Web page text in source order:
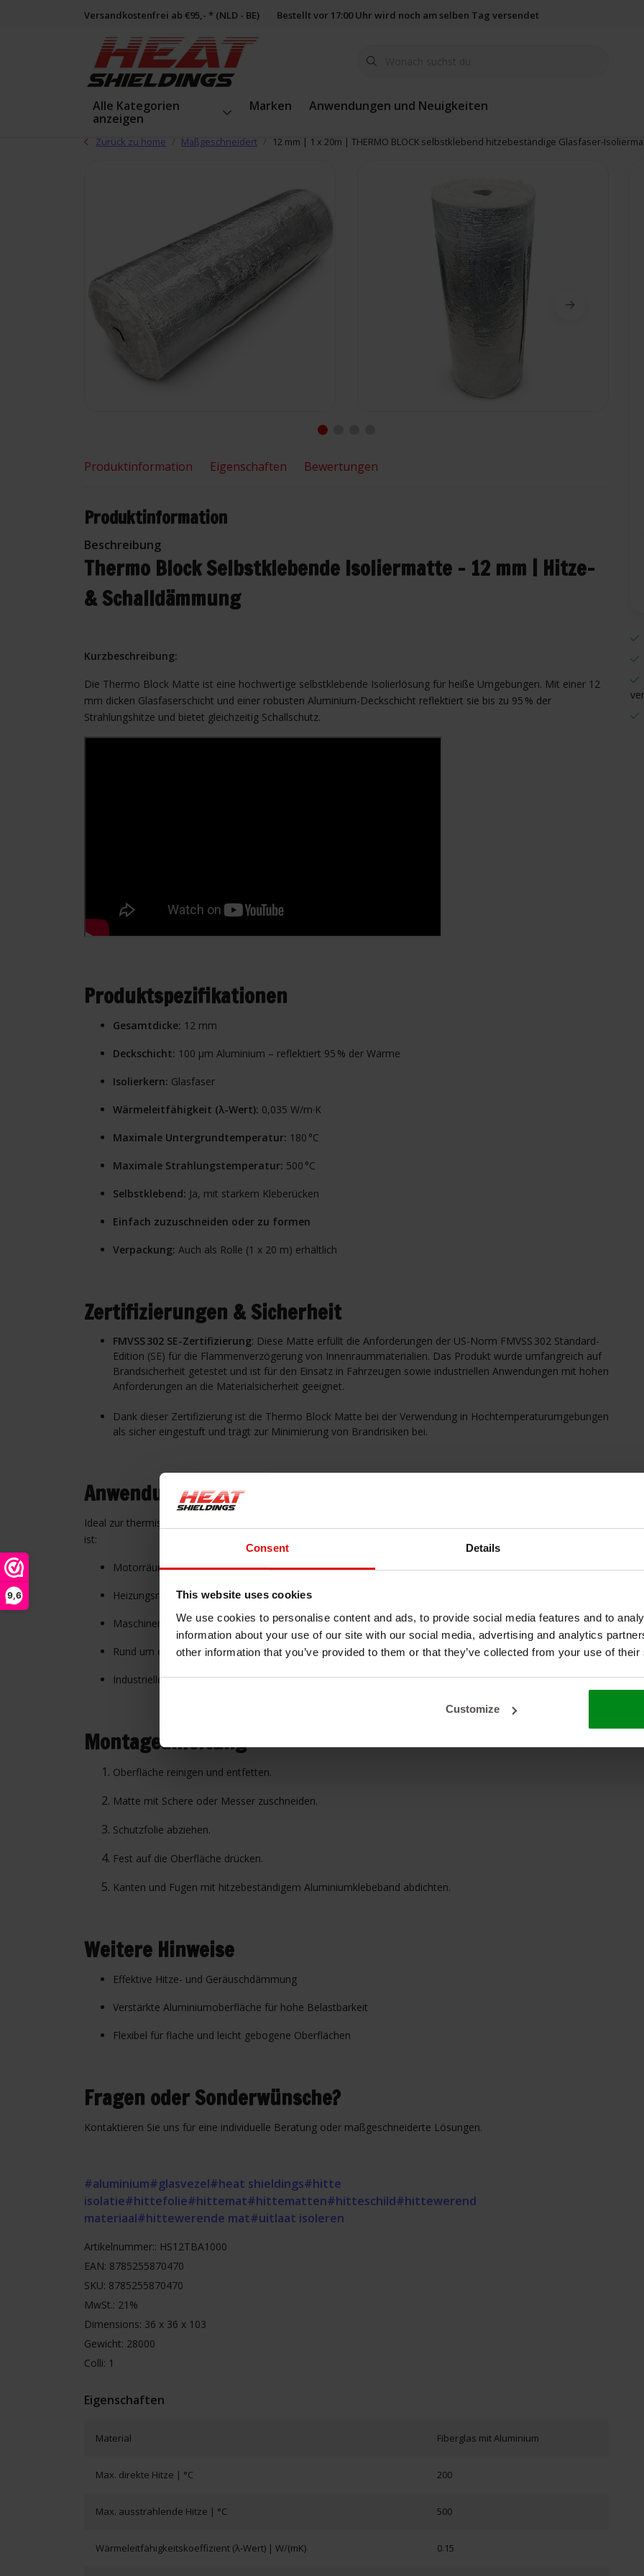
9,6
Consent Details
This website uses cookies
We use cookies to personalise content and ads, to provide social media features and to
information about your use of our site with our social media, advertising and analytics
other information that you’ve provided to them or that they’ve collected from your use of
Customize
Versandkostenfrei ab €95,- * (NLD - BE) Bestellt vor 17:00 Uhr wird noch am selben Tag versendet
Alle Kategorien
anzeigen
Marken Anwendungen und Neuigkeiten
Zurück zu home Maßgeschneidert 12 mm | 1 x 20m | THERMO BLOCK selbstklebend hitzebeständige Glasfaser-
Produktinformation Eigenschaften Bewertungen
Produktinformation
Beschreibung
Thermo Block Selbstklebende Isoliermatte – 12 mm | Hitze-
& Schalldämmung
Kurzbeschreibung:
Die Thermo Block Matte ist eine hochwertige selbstklebende Isolierlösung für heiße Umgebungen. Mit einer 12
mm dicken Glasfaserschicht und einer robusten Aluminium-Deckschicht reflektiert sie bis zu 95 % der
Strahlungshitze und bietet gleichzeitig Schallschutz.
Produktspezifikationen
Gesamtdicke: 12 mm
Deckschicht: 100 μm Aluminium – reflektiert 95 % der Wärme
Isolierkern: Glasfaser
Wärmeleitfähigkeit (λ-Wert): 0,035 W/m·K
Maximale Untergrundtemperatur: 180 °C
Maximale Strahlungstemperatur: 500 °C
Selbstklebend: Ja, mit starkem Kleberücken
Einfach zuzuschneiden oder zu formen
Verpackung: Auch als Rolle (1 x 20 m) erhältlich
Zertifizierungen & Sicherheit
FMVSS 302 SE-Zertifizierung: Diese Matte erfüllt die Anforderungen der US-Norm FMVSS 302 Standard-
Edition (SE) für die Flammenverzögerung von Innenraummaterialien. Das Produkt wurde umfangreich auf
Brandsicherheit getestet und ist für den Einsatz in Fahrzeugen sowie industriellen Anwendungen mit hohen
Anforderungen an die Material­sicherheit geeignet.
Dank dieser Zertifizierung ist die Thermo Block Matte bei der Verwendung in Hochtemperatur­umgebungen
als sicher eingestuft und trägt zur Minimierung von Brandrisiken bei.
Anwendungsbereiche
Ideal zur thermischen und akustischen Isolierung in Bereichen, in denen herkömmlicher Schaumstoff ungeeignet
ist:
Motorräume
Heizungsräume
Maschinengehäuse
Rund um eingebaute Kochgeräte
Industrielle Anlagen
Montageanleitung
Oberfläche reinigen und entfetten.
Matte mit Schere oder Messer zuschneiden.
Schutzfolie abziehen.
Fest auf die Oberfläche drücken.
Kanten und Fugen mit hitzebeständigem Aluminiumklebeband abdichten.
Weitere Hinweise
Effektive Hitze- und Geräuschdämmung
Verstärkte Aluminiumoberfläche für hohe Belastbarkeit
Flexibel für flache und leicht gebogene Oberflächen
Fragen oder Sonderwünsche?
Kontaktieren Sie uns für eine individuelle Beratung oder maßgeschneiderte Lösungen.
#aluminium#glasvezel#heat shieldings#hitte
isolatie#hittefolie#hittemat#hittematten#hitteschild#hittewerend
materiaal#hittewerende mat#uitlaat isoleren
Artikelnummer:: HS12TBA1000
EAN: 8785255870470
SKU: 8785255870470
MwSt.: 21%
Dimensions: 36 x 36 x 103
Gewicht: 28000
Colli: 1
Eigenschaften
Material Fiberglas mit Aluminium
Max. direkte Hitze | °C 200
Max. ausstrahlende Hitze | °C 500
Wärmeleitfähigkeitskoeffizient (λ-Wert) | W/(mK) 0.15